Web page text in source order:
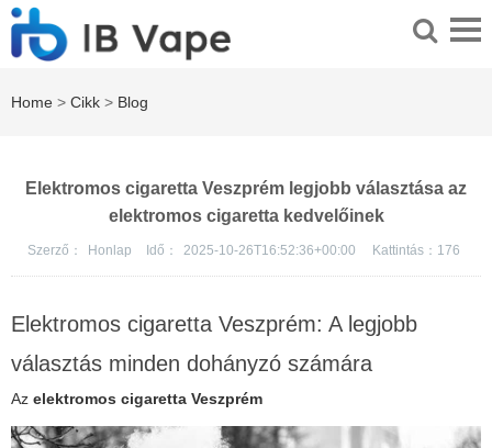
Home > Cikk > Blog
Elektromos cigaretta Veszprém legjobb választása az
elektromos cigaretta kedvelőinek
Szerző： Honlap Idő： 2025-10-26T16:52:36+00:00 Kattintás： 176
Elektromos cigaretta Veszprém: A legjobb
választás minden dohányzó számára
Az elektromos cigaretta Veszprém